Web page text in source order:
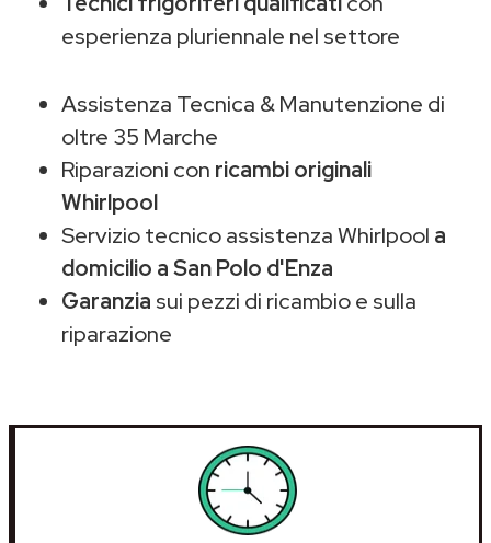
esperienza pluriennale nel settore
Assistenza Tecnica & Manutenzione di
oltre 35 Marche
Riparazioni con ricambi originali
Whirlpool
Servizio tecnico assistenza Whirlpool a
domicilio a San Polo d'Enza
Garanzia sui pezzi di ricambio e sulla
riparazione